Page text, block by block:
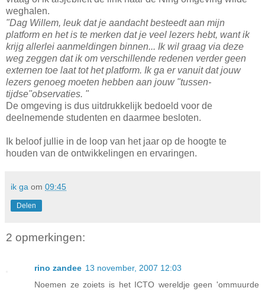
weghalen.
"Dag Willem, leuk dat je aandacht besteedt aan mijn
platform en het is te merken dat je veel lezers hebt, want ik
krijg allerlei aanmeldingen binnen... Ik wil graag via deze
weg zeggen dat ik om verschillende redenen verder geen
externen toe laat tot het platform. Ik ga er vanuit dat jouw
lezers genoeg moeten hebben aan jouw "tussen-
tijdse"observaties. "
De omgeving is dus uitdrukkelijk bedoeld voor de
deelnemende studenten en daarmee besloten.
Ik beloof jullie in de loop van het jaar op de hoogte te
houden van de ontwikkelingen en ervaringen.
ik ga om 09:45
Delen
2 opmerkingen:
rino zandee 13 november, 2007 12:03
Noemen ze zoiets is het ICTO wereldje geen 'ommuurde